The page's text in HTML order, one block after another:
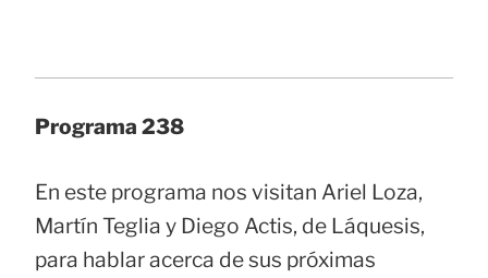
Programa 238
En este programa nos visitan Ariel Loza,
Martín Teglia y Diego Actis, de Láquesis,
para hablar acerca de sus próximas